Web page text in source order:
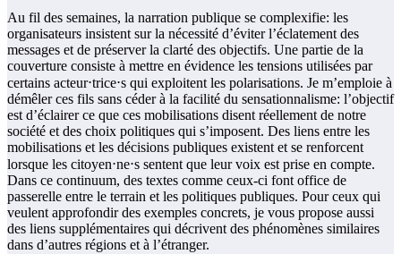
Au fil des semaines, la narration publique se complexifie: les
organisateurs insistent sur la nécessité d’éviter l’éclatement des
messages et de préserver la clarté des objectifs. Une partie de la
couverture consiste à mettre en évidence les tensions utilisées par
certains acteur⋅trice⋅s qui exploitent les polarisations. Je m’emploie à
démêler ces fils sans céder à la facilité du sensationnalisme: l’objectif
est d’éclairer ce que ces mobilisations disent réellement de notre
société et des choix politiques qui s’imposent. Des liens entre les
mobilisations et les décisions publiques existent et se renforcent
lorsque les citoyen⋅ne⋅s sentent que leur voix est prise en compte.
Dans ce continuum, des textes comme ceux-ci font office de
passerelle entre le terrain et les politiques publiques. Pour ceux qui
veulent approfondir des exemples concrets, je vous propose aussi
des liens supplémentaires qui décrivent des phénomènes similaires
dans d’autres régions et à l’étranger.